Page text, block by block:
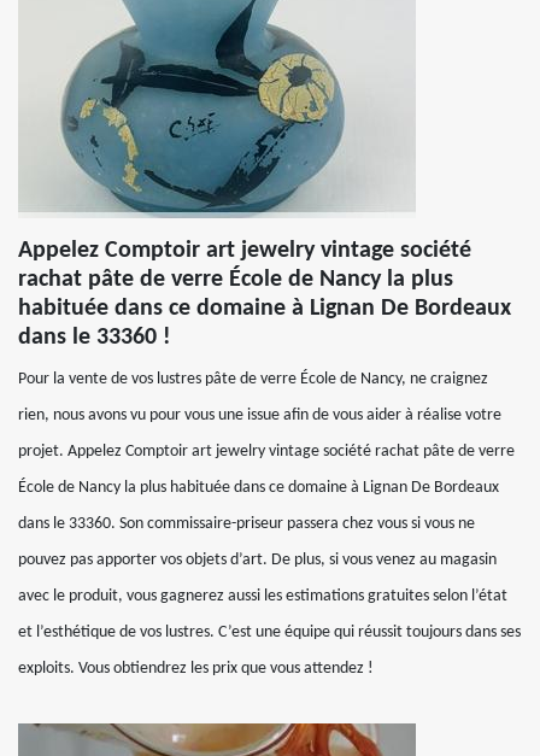
Appelez Comptoir art jewelry vintage société
rachat pâte de verre École de Nancy la plus
habituée dans ce domaine à Lignan De Bordeaux
dans le 33360 !
Pour la vente de vos lustres pâte de verre École de Nancy, ne craignez
rien, nous avons vu pour vous une issue afin de vous aider à réalise votre
projet. Appelez Comptoir art jewelry vintage société rachat pâte de verre
École de Nancy la plus habituée dans ce domaine à Lignan De Bordeaux
dans le 33360. Son commissaire-priseur passera chez vous si vous ne
pouvez pas apporter vos objets d’art. De plus, si vous venez au magasin
avec le produit, vous gagnerez aussi les estimations gratuites selon l’état
et l’esthétique de vos lustres. C’est une équipe qui réussit toujours dans ses
exploits. Vous obtiendrez les prix que vous attendez !